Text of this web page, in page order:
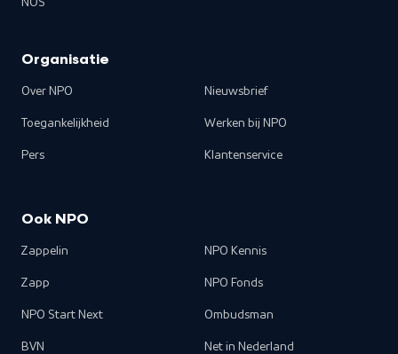
NOS
Organisatie
Over NPO
Toegankelijkheid
Pers
Nieuwsbrief
Werken bij NPO
Klantenservice
Ook NPO
Zappelin
Zapp
NPO Start Next
BVN
NPO Kennis
NPO Fonds
Ombudsman
Net in Nederland